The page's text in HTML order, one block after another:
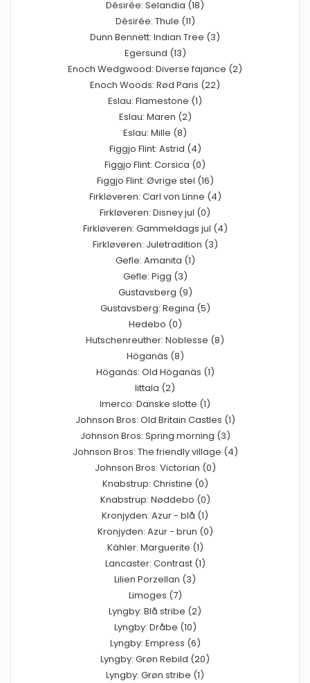
Désirée: Selandia (18)
Désirée: Thule (11)
Dunn Bennett: Indian Tree (3)
Egersund (13)
Enoch Wedgwood: Diverse fajance (2)
Enoch Woods: Rød Paris (22)
Eslau: Flamestone (1)
Eslau: Maren (2)
Eslau: Mille (8)
Figgjo Flint: Astrid (4)
Figgjo Flint: Corsica (0)
Figgjo Flint: Øvrige stel (16)
Firkløveren: Carl von Linne (4)
Firkløveren: Disney jul (0)
Firkløveren: Gammeldags jul (4)
Firkløveren: Juletradition (3)
Gefle: Amanita (1)
Gefle: Pigg (3)
Gustavsberg (9)
Gustavsberg: Regina (5)
Hedebo (0)
Hutschenreuther: Noblesse (8)
Höganäs (8)
Höganäs: Old Höganäs (1)
Iittala (2)
Imerco: Danske slotte (1)
Johnson Bros: Old Britain Castles (1)
Johnson Bros: Spring morning (3)
Johnson Bros: The friendly village (4)
Johnson Bros: Victorian (0)
Knabstrup: Christine (0)
Knabstrup: Nøddebo (0)
Kronjyden: Azur - blå (1)
Kronjyden: Azur - brun (0)
Kähler: Marguerite (1)
Lancaster: Contrast (1)
Lilien Porzellan (3)
Limoges (7)
Lyngby: Blå stribe (2)
Lyngby: Dråbe (10)
Lyngby: Empress (6)
Lyngby: Grøn Rebild (20)
Lyngby: Grøn stribe (1)